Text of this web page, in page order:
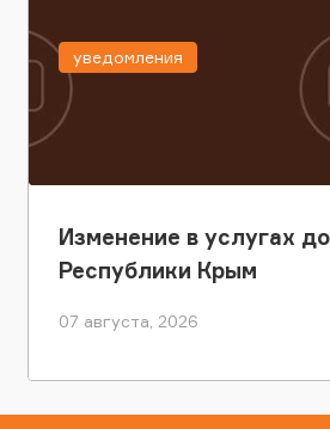
Изменение в услугах
Республики Крым
07 августа, 2026
уведомления